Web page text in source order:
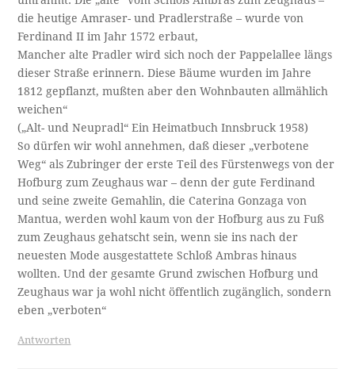
die heutige Amraser- und Pradlerstraße – wurde von
Ferdinand II im Jahr 1572 erbaut,
Mancher alte Pradler wird sich noch der Pappelallee längs
dieser Straße erinnern. Diese Bäume wurden im Jahre
1812 gepflanzt, mußten aber den Wohnbauten allmählich
weichen“
(„Alt- und Neupradl“ Ein Heimatbuch Innsbruck 1958)
So dürfen wir wohl annehmen, daß dieser „verbotene
Weg“ als Zubringer der erste Teil des Fürstenwegs von der
Hofburg zum Zeughaus war – denn der gute Ferdinand
und seine zweite Gemahlin, die Caterina Gonzaga von
Mantua, werden wohl kaum von der Hofburg aus zu Fuß
zum Zeughaus gehatscht sein, wenn sie ins nach der
neuesten Mode ausgestattete Schloß Ambras hinaus
wollten. Und der gesamte Grund zwischen Hofburg und
Zeughaus war ja wohl nicht öffentlich zugänglich, sondern
eben „verboten“
Antworten